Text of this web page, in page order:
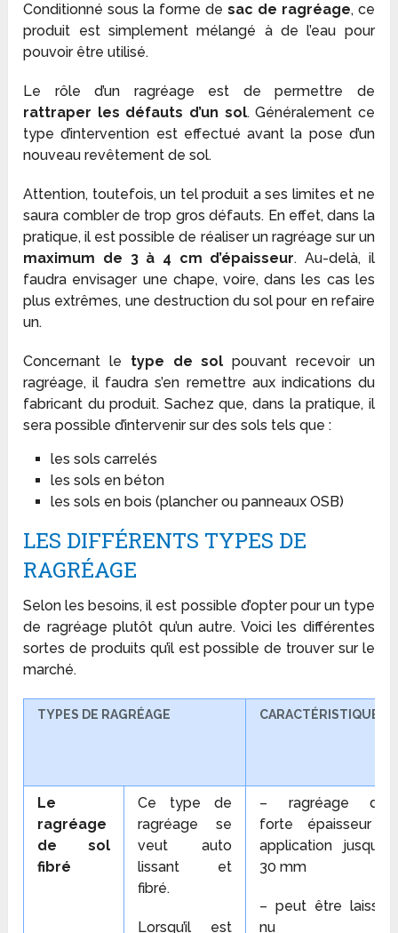
Conditionné sous la forme de sac de ragréage, ce
produit est simplement mélangé à de l’eau pour
pouvoir être utilisé.
Le rôle d’un ragréage est de permettre de
rattraper les défauts d’un sol. Généralement ce
type d’intervention est effectué avant la pose d’un
nouveau revêtement de sol.
Attention, toutefois, un tel produit a ses limites et ne
saura combler de trop gros défauts. En effet, dans la
pratique, il est possible de réaliser un ragréage sur un
maximum de 3 à 4 cm d’épaisseur. Au-delà, il
faudra envisager une chape, voire, dans les cas les
plus extrêmes, une destruction du sol pour en refaire
un.
Concernant le type de sol pouvant recevoir un
ragréage, il faudra s’en remettre aux indications du
fabricant du produit. Sachez que, dans la pratique, il
sera possible d’intervenir sur des sols tels que :
les sols carrelés
les sols en béton
les sols en bois (plancher ou panneaux OSB)
LES DIFFÉRENTS TYPES DE
RAGRÉAGE
Selon les besoins, il est possible d’opter pour un type
de ragréage plutôt qu’un autre. Voici les différentes
sortes de produits qu’il est possible de trouver sur le
marché.
TYPES DE RAGRÉAGE CARACTÉRISTIQUES
Le
ragréage
de sol
fibré
Ce type de
ragréage se
veut auto
lissant et
fibré.
Lorsqu’il est
– ragréage de
forte épaisseur :
application jusqu’à
30 mm
– peut être laissé
nu